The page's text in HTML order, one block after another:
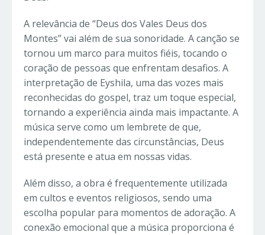
A relevância de “Deus dos Vales Deus dos
Montes” vai além de sua sonoridade. A canção se
tornou um marco para muitos fiéis, tocando o
coração de pessoas que enfrentam desafios. A
interpretação de Eyshila, uma das vozes mais
reconhecidas do gospel, traz um toque especial,
tornando a experiência ainda mais impactante. A
música serve como um lembrete de que,
independentemente das circunstâncias, Deus
está presente e atua em nossas vidas.
Além disso, a obra é frequentemente utilizada
em cultos e eventos religiosos, sendo uma
escolha popular para momentos de adoração. A
conexão emocional que a música proporciona é